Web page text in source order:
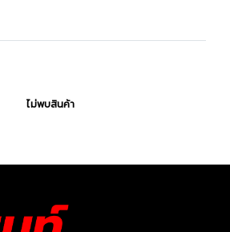
ไม่พบสินค้า